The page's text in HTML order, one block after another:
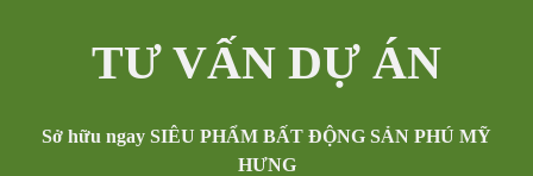
TƯ VẤN DỰ ÁN
Sở hữu ngay SIÊU PHẨM BẤT ĐỘNG SẢN PHÚ MỸ
HƯNG